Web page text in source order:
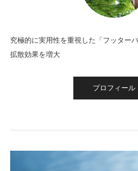
究極的に実用性を重視した「フッター
拡散効果を増大
プロフィール